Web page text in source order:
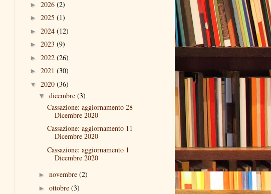
► 2026 (2)
► 2025 (1)
► 2024 (12)
► 2023 (9)
► 2022 (26)
► 2021 (30)
▼ 2020 (36)
▼ dicembre (3)
Cassazione: aggiornamento 28
Dicembre 2020
Cassazione: aggiornamento 11
Dicembre 2020
Cassazione: aggiornamento 1
Dicembre 2020
► novembre (2)
► ottobre (3)